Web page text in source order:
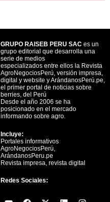
GRUPO RAISEB PERU SAC es un
grupo editorial que desarrolla una
serie de medios
especializados entre ellos la Revista
AgroNegociosPerú, versión impresa,
digital y website y ArándanosPerú.pe,
el primer portal de noticias sobre
berries, del Perú
Desde el año 2006 se ha
posicionado en el mercado
informando sobre agro.
Incluye:
Portales informativos
AgroNegociosPerú,
ArándanosPeru.pe
Revista impresa, revista digital
Redes Sociales:
Y
F
X
L
I